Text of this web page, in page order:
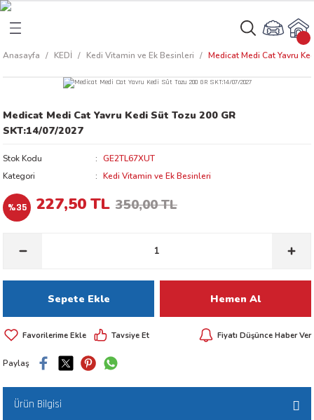
Ürünleri
ve Kafesleri
Anasayfa KEDİ Kedi Vitamin ve Ek Besinleri Medicat Medi Cat Yavru
Medicat Medi Cat Yavru Kedi Süt Tozu 200 GR
SKT:14/07/2027
Stok Kodu
GE2TL67XUT
Kategori
Kedi Vitamin ve Ek Besinleri
%35 227,50 TL 350,00 TL
Sepete Ekle Hemen Al
Tavsiye Et Fiyatı Düşünce Haber Ver
Paylaş
Ürün Bilgisi